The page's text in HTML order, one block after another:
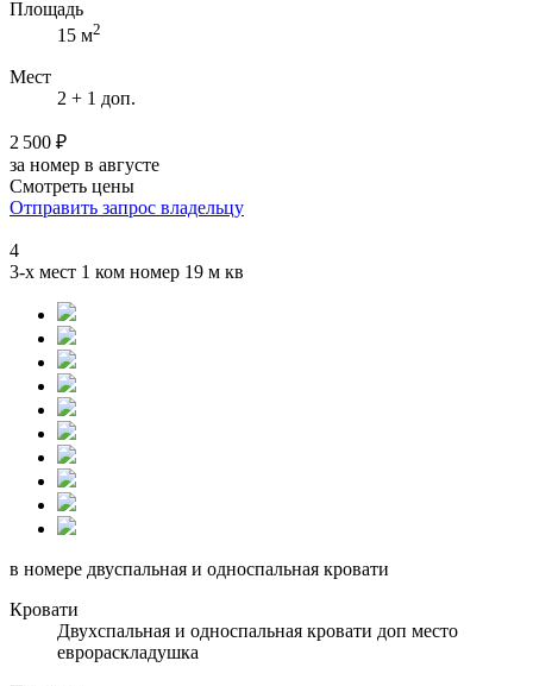
Площадь
15 м2
Мест
2 + 1 доп.
2 500 ₽
за номер в августе
Смотреть цены
Отправить запрос владельцу
4
3-х мест 1 ком номер 19 м кв
в номере двуспальная и односпальная кровати
Кровати
Двухспальная и односпальная кровати доп место
еврораскладушка